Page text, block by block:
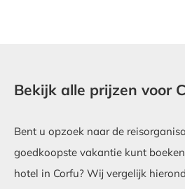
Bekijk alle prijzen voor
Bent u opzoek naar de
goedkoopste vakantie kunt
hotel in Corfu? Wij vergelijk